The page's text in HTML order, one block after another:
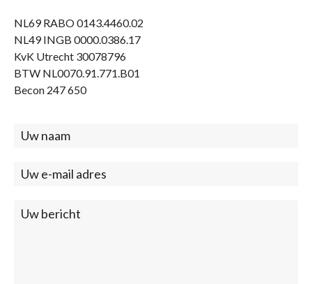
NL69 RABO 0143.4460.02
NL49 INGB 0000.0386.17
KvK Utrecht 30078796
BTW NL0070.91.771.B01
Becon 247 650
Contact